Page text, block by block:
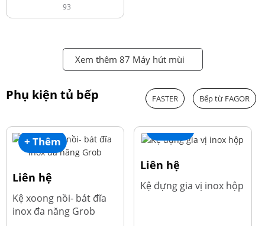
93
Xem thêm 87 Máy hút mùi
Phụ kiện tủ bếp FASTER Bếp từ FAGOR
+ Thêm
Liên hệ
Kệ xoong nồi- bát đĩa
inox đa năng Grob
+ Thêm
Liên hệ
Kệ đựng gia vị inox hộp